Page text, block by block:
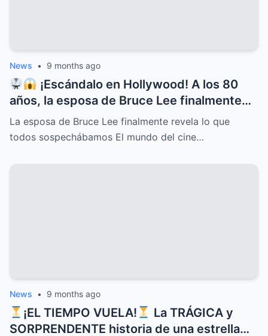
News • 9 months ago
¡Escándalo en Hollywood! A los 80
años, la esposa de Bruce Lee finalmente
rompe el silencio y revela lo que todos
sospechábamos: secretos ocultos,
La esposa de Bruce Lee finalmente revela lo que
todos sospechábamos El mundo del cine…
News • 9 months ago
¡EL TIEMPO VUELA!
La TRÁGICA y
SORPRENDENTE historia de una estrella